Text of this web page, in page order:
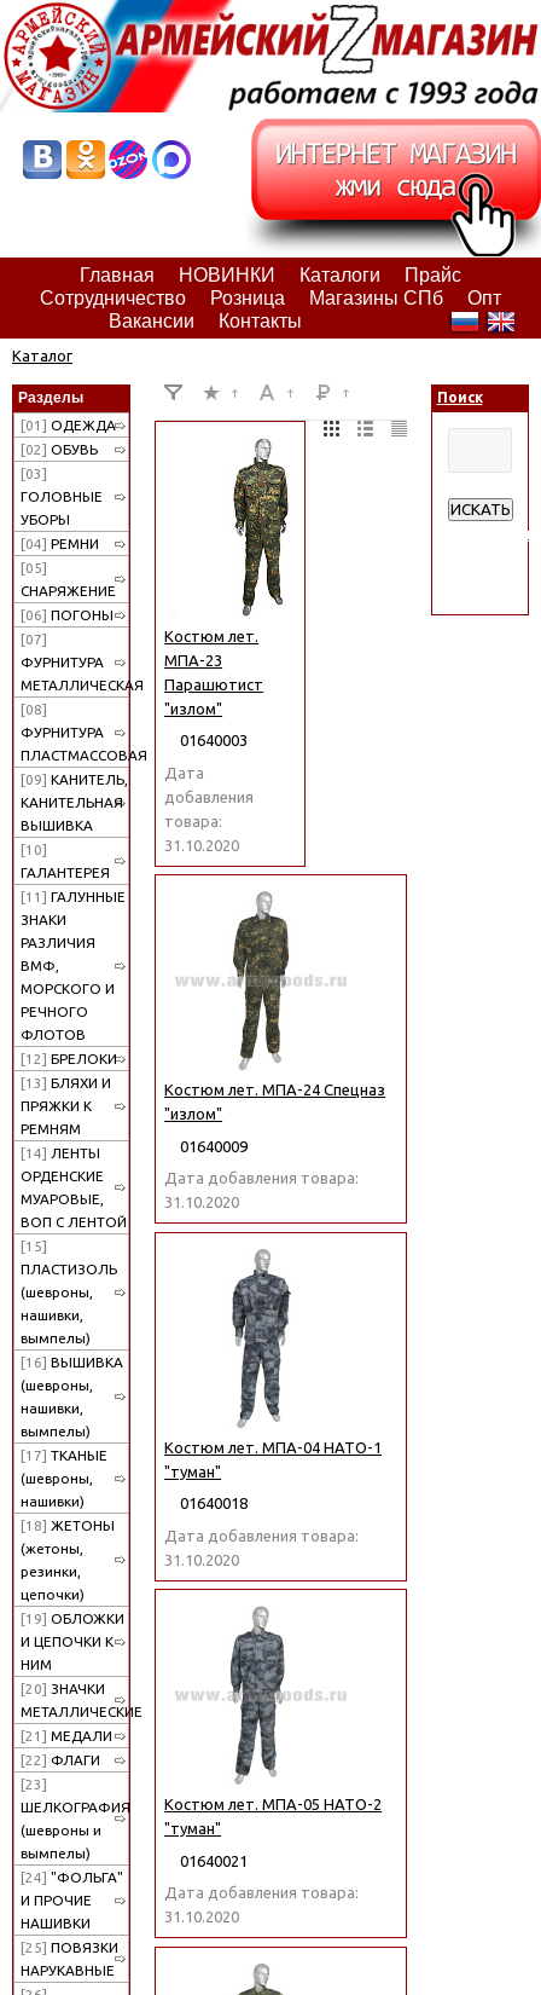
Главная НОВИНКИ Каталоги
Прайс
Сотрудничество
Розница Магазины СПб
Опт
Вакансии
Контакты
Каталог
Разделы
[01] ОДЕЖДА
[02] ОБУВЬ
[03]
ГОЛОВНЫЕ
УБОРЫ
[04] РЕМНИ
[05]
СНАРЯЖЕНИЕ
[06] ПОГОНЫ
[07]
ФУРНИТУРА
МЕТАЛЛИЧЕСКАЯ
[08]
ФУРНИТУРА
ПЛАСТМАССОВАЯ
[09] КАНИТЕЛЬ,
КАНИТЕЛЬНАЯ
ВЫШИВКА
[10]
ГАЛАНТЕРЕЯ
[11] ГАЛУННЫЕ
ЗНАКИ
РАЗЛИЧИЯ
ВМФ,
МОРСКОГО И
РЕЧНОГО
ФЛОТОВ
[12] БРЕЛОКИ
[13] БЛЯХИ И
ПРЯЖКИ К
РЕМНЯМ
[14] ЛЕНТЫ
ОРДЕНСКИЕ
МУАРОВЫЕ,
ВОП С ЛЕНТОЙ
[15]
ПЛАСТИЗОЛЬ
(шевроны,
нашивки,
вымпелы)
[16] ВЫШИВКА
(шевроны,
нашивки,
вымпелы)
[17] ТКАНЫЕ
(шевроны,
нашивки)
[18] ЖЕТОНЫ
(жетоны,
резинки,
цепочки)
[19] ОБЛОЖКИ
И ЦЕПОЧКИ К
НИМ
[20] ЗНАЧКИ
МЕТАЛЛИЧЕСКИЕ
[21] МЕДАЛИ
[22] ФЛАГИ
[23]
ШЕЛКОГРАФИЯ
(шевроны и
вымпелы)
[24] "ФОЛЬГА"
И ПРОЧИЕ
НАШИВКИ
[25] ПОВЯЗКИ
НАРУКАВНЫЕ
Костюм лет.
МПА-23
Парашютист
"излом"
01640003
Дата
добавления
товара:
31.10.2020
Костюм лет. МПА-24 Спецназ
"излом"
01640009
Дата добавления товара:
31.10.2020
Костюм лет. МПА-04 НАТО-1
"туман"
01640018
Дата добавления товара:
31.10.2020
Костюм лет. МПА-05 НАТО-2
"туман"
01640021
Дата добавления товара:
31.10.2020
Поиск
ИСКАТЬ